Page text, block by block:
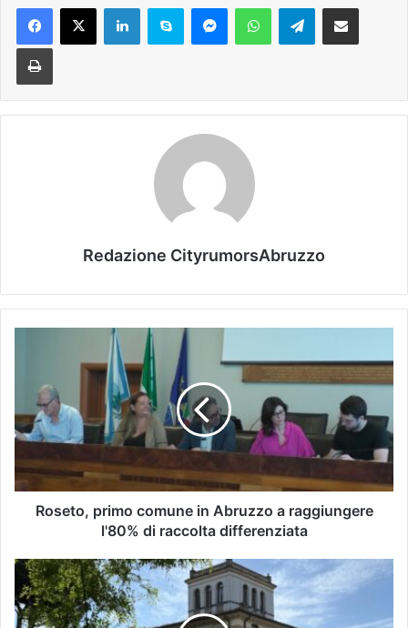
Telegram
Redazione CityrumorsAbruzzo
Roseto, primo comune in Abruzzo a raggiungere
l'80% di raccolta differenziata